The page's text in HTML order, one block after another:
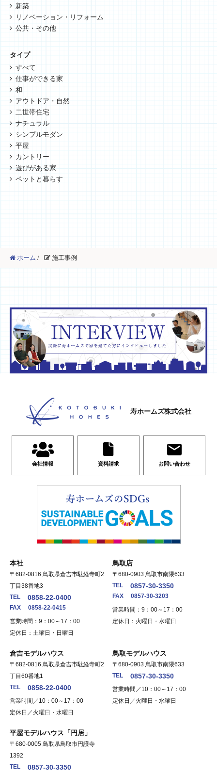
新築
リノベーション・リフォーム
公共・その他
タイプ
すべて
仕事ができる家
和
アウトドア・自然
二世帯住宅
ナチュラル
シンプルモダン
平屋
カントリー
遊びがある家
ペットと暮らす
ホーム / 施工事例
寿ホームズ株式会社
会社情報 資料請求 お問い合わせ
本社
〒682-0816 鳥取県倉吉市駄経寺町2
丁目38番地3
TEL
0858-22-0400
FAX
0858-22-0415
営業時間：9：00～17：00
定休日：土曜日・日曜日
鳥取店
〒680-0903 鳥取市南隈633
TEL
0857-30-3350
FAX
0857-30-3203
営業時間：9：00～17：00
定休日：火曜日・水曜日
倉吉モデルハウス
〒682-0816 鳥取県倉吉市駄経寺町2
丁目60番地1
TEL
0858-22-0400
営業時間／10：00～17：00
定休日／火曜日・水曜日
鳥取モデルハウス
〒680-0903 鳥取市南隈633
TEL
0857-30-3350
営業時間／10：00～17：00
定休日／火曜日・水曜日
平屋モデルハウス「円居」
〒680-0005 鳥取県鳥取市円護寺
1392
TEL
0857-30-3350